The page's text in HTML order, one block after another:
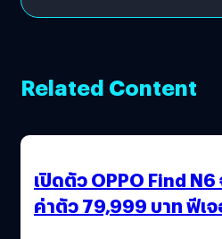
Related Content
เปิดตัว OPPO Find
ค่าตัว 79,999 บาท ฟีเ